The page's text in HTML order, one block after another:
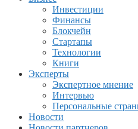
Инвестиции
Финансы
Блокчейн
Стартапы
Технологии
Книги
Эксперты
Экспертное мнение
Интервью
Персональные
Новости